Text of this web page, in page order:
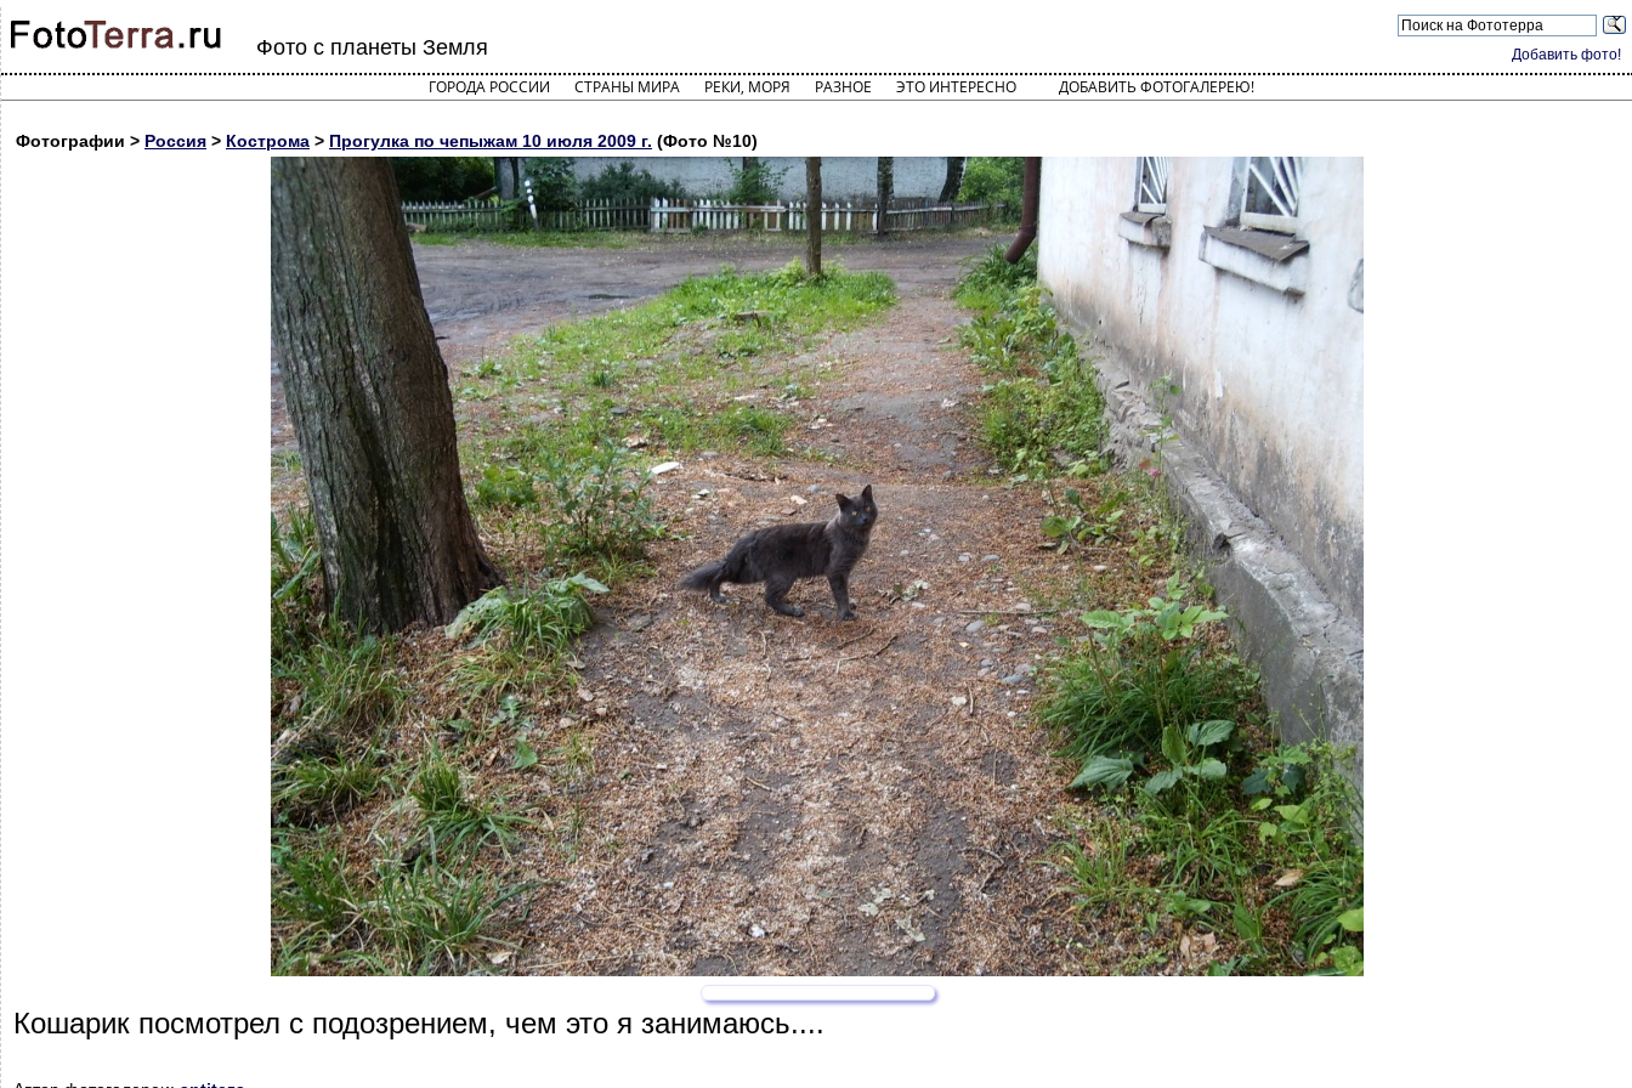
Добавить фото!
Фото с планеты Земля
ГОРОДА РОССИИ СТРАНЫ МИРА РЕКИ, МОРЯ РАЗНОЕ ЭТО ИНТЕРЕСНО ДОБАВИТЬ ФОТОГАЛЕРЕЮ!
Фотографии > Россия > Кострома > Прогулка по чепыжам 10 июля 2009 г. (Фото №10)
Кошарик посмотрел с подозрением, чем это я занимаюсь....